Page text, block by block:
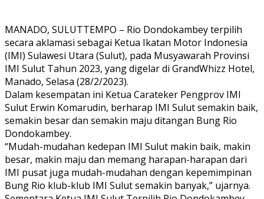
MANADO, SULUTTEMPO – Rio Dondokambey terpilih
secara aklamasi sebagai Ketua Ikatan Motor Indonesia
(IMI) Sulawesi Utara (Sulut), pada Musyawarah Provinsi
IMI Sulut Tahun 2023, yang digelar di GrandWhizz Hotel,
Manado, Selasa (28/2/2023).
Dalam kesempatan ini Ketua Carateker Pengprov IMI
Sulut Erwin Komarudin, berharap IMI Sulut semakin baik,
semakin besar dan semakin maju ditangan Bung Rio
Dondokambey.
“Mudah-mudahan kedepan IMI Sulut makin baik, makin
besar, makin maju dan memang harapan-harapan dari
IMI pusat juga mudah-mudahan dengan kepemimpinan
Bung Rio klub-klub IMI Sulut semakin banyak,” ujarnya.